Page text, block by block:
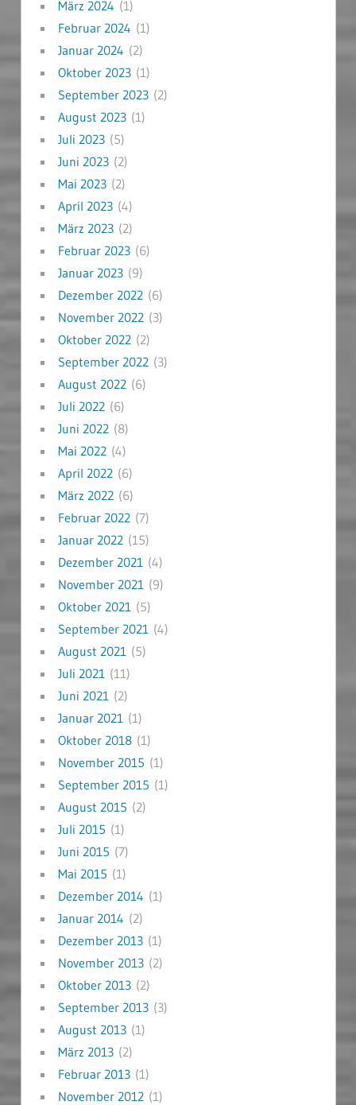
März 2024 (1)
Februar 2024 (1)
Januar 2024 (2)
Oktober 2023(1)
September 2023(2)
August 2023(1)
Juli 2023(5)
Juni 2023(2)
Mai 2023(2)
April 2023(4)
März 2023(2)
Februar 2023(6)
Januar 2023(9)
Dezember 2022(6)
November 2022(3)
Oktober 2022(2)
September 2022(3)
August 2022(6)
Juli 2022(6)
Juni 2022(8)
Mai 2022(4)
April 2022(6)
März 2022(6)
Februar 2022(7)
Januar 2022(15)
Dezember 2021 (4)
November 2021 (9)
Oktober 2021 (5)
September 2021 (4)
August 2021 (5)
Juli 2021 (11)
Juni 2021 (2)
Januar 2021 (1)
Oktober 2018(1)
November 2015 (1)
September 2015 (1)
August 2015 (2)
Juli 2015 (1)
Juni 2015 (7)
Mai 2015 (1)
Dezember 2014 (1)
Januar 2014 (2)
Dezember 2013(1)
November 2013(2)
Oktober 2013(2)
September 2013(3)
August 2013(1)
März 2013(2)
Februar 2013(1)
November 2012(1)